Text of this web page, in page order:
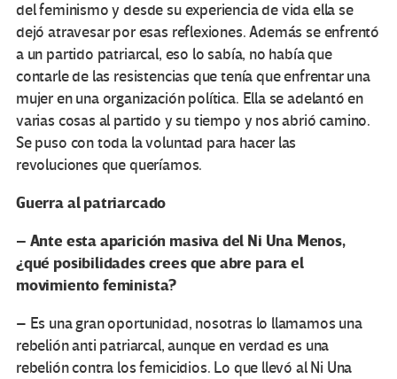
del feminismo y desde su experiencia de vida ella se
dejó atravesar por esas reflexiones. Además se enfrentó
a un partido patriarcal, eso lo sabía, no había que
contarle de las resistencias que tenía que enfrentar una
mujer en una organización política. Ella se adelantó en
varias cosas al partido y su tiempo y nos abrió camino.
Se puso con toda la voluntad para hacer las
revoluciones que queríamos.
Guerra al patriarcado
– Ante esta aparición masiva del Ni Una Menos,
¿qué posibilidades crees que abre para el
movimiento feminista?
– Es una gran oportunidad, nosotras lo llamamos una
rebelión anti patriarcal, aunque en verdad es una
rebelión contra los femicidios. Lo que llevó al Ni Una